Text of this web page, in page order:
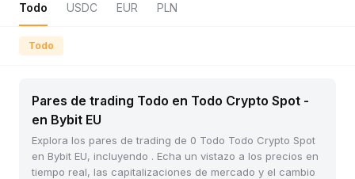
Todo USDC EUR PLN
Todo
Pares de trading Todo en Todo Crypto Spot -
en Bybit EU
Explora los pares de trading de 0 Todo Todo Crypto Spot
en Bybit EU, incluyendo . Echa un vistazo a los precios en
tiempo real, las capitalizaciones de mercado y el cambio